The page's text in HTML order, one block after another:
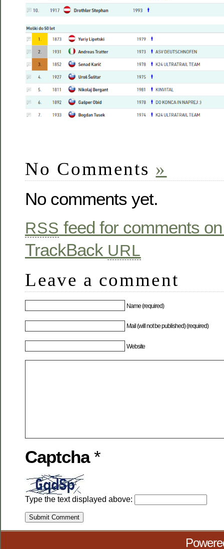
No Comments »
No comments yet.
RSS feed for comments
TrackBack URL
Leave a comment
Name (required)
Mail (will not be published) (required)
Website
Captcha*
Type the text displayed above: